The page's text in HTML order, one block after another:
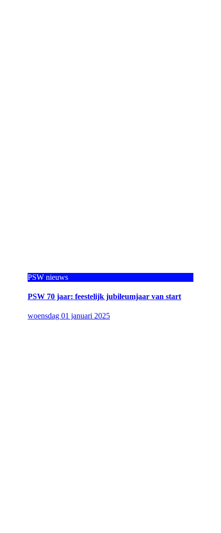
PSW nieuws
PSW 70 jaar: feestelijk jubileumjaar van start
woensdag 01 januari 2025